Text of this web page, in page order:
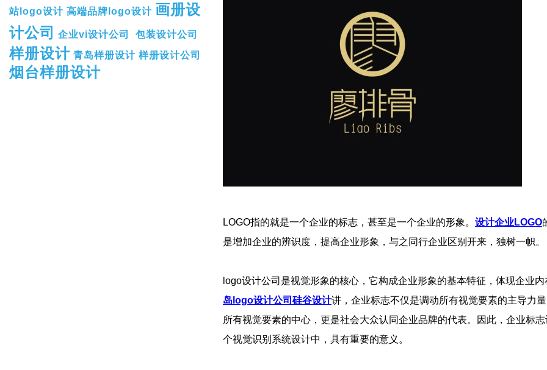
站logo设计 高端品牌logo设计 画册设
计公司
企业vi设计公司 包装设计公司
样册设计 青岛样册设计 样册设计公司
烟台样册设计
LOGO指的就是一个企业的标志，甚至是一个企业的形象。 设计企业LOGO
是增加企业的辨识度，提高企业形象，与之同行企业区别开来，独树一帜。
logo设计公司是视觉形象的核心，它构成企业形象的基本特征，体现企业
岛logo设计公司 硅谷设计讲，企业标志不仅是调动所有视觉要素的主导力
所有视觉要素的中心，更是社会大众认同企业品牌的代表。因此，企业标
个视觉识别系统设计中，具有重要的意义。